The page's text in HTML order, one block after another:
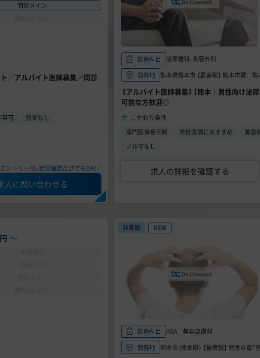
問診メイン
ト／アルバイト医師募集／問診
目可 残業なし
ントリー可、状況確認だけでもOK!／
人に問い合わせる
診療科目
泌尿器科、美容外科
勤務地
熊本県熊本市 【最寄駅】 熊本市電 熊
《アルバイト医師募集》【熊本｜男性向け泌
可能な方歓迎◎
こだわり条件
専門医資格不問
男性医師におすすめ 美容
ノルマなし
求人の詳細を確認する
〜
非常勤
NEW
診療科目
AGA 美容皮膚科
勤務地
熊本市（熊本県） 【最寄駅】 熊本市電「